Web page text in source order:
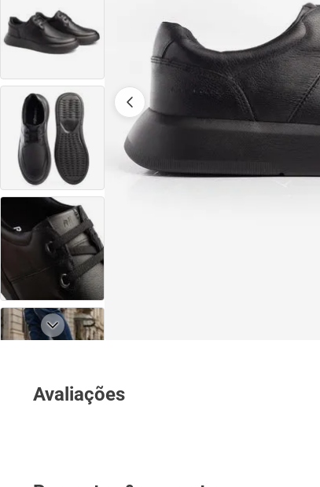
Avaliações